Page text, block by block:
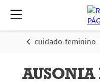
cuidado-feminino